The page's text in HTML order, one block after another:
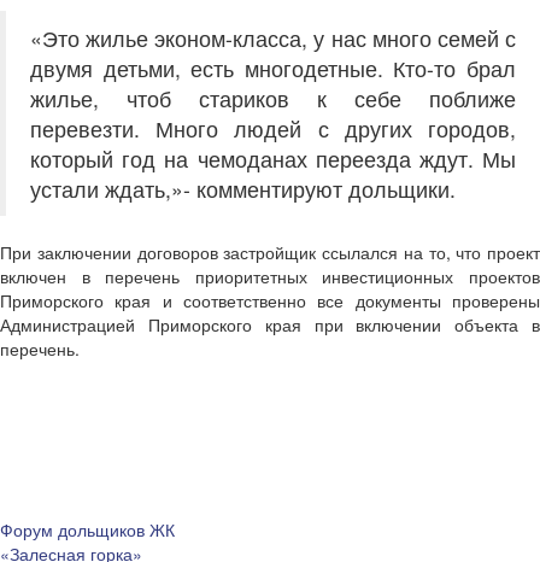
«Это жилье эконом-класса, у нас много семей с
двумя детьми, есть многодетные. Кто-то брал
жилье, чтоб стариков к себе поближе
перевезти. Много людей с других городов,
который год на чемоданах переезда ждут. Мы
устали ждать,»- комментируют дольщики.
При заключении договоров застройщик ссылался на то, что проект
включен в перечень приоритетных инвестиционных проектов
Приморского края и соответственно все документы проверены
Администрацией Приморского края при включении объекта в
перечень.
Форум дольщиков ЖК
«Залесная горка»